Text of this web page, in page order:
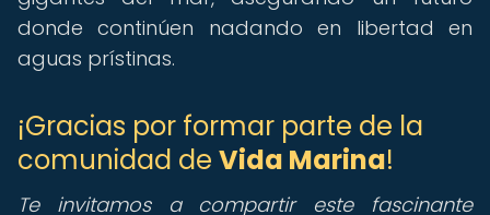
donde continúen nadando en libertad en
aguas prístinas.
¡Gracias por formar parte de la
comunidad de Vida Marina!
Te invitamos a compartir este fascinante